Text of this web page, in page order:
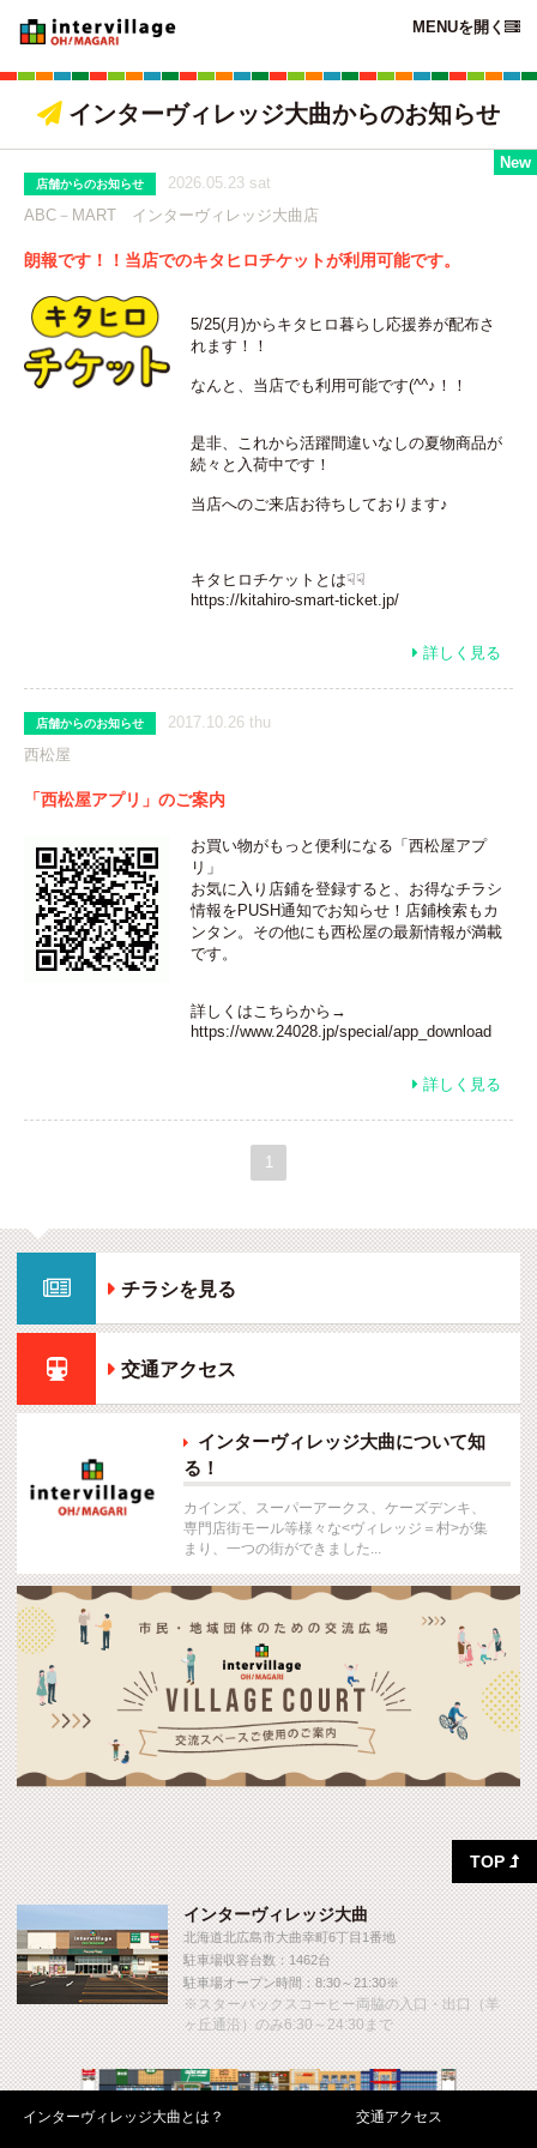
MENUを開く 
インターヴィレッジ大曲からのお知らせ
店舗からのお知らせ
2026.05.23 sat
ABC－MART インターヴィレッジ大曲店
朗報です！！当店でのキタヒロチケットが利用可能です。
5/25(月)からキタヒロ暮らし応援券が配布さ
れます！！
なんと、当店でも利用可能です(^^♪！！
是非、これから活躍間違いなしの夏物商品が
続々と入荷中です！
当店へのご来店お待ちしております♪
キタヒロチケットとは☟☟
https://kitahiro-smart-ticket.jp/
 詳しく見る
店舗からのお知らせ
2017.10.26 thu
西松屋
「西松屋アプリ」のご案内
お買い物がもっと便利になる「西松屋アプ
リ」
お気に入り店鋪を登録すると、お得なチラシ
情報をPUSH通知でお知らせ！店鋪検索もカ
ンタン。その他にも西松屋の最新情報が満載
です。
詳しくはこちらから→
https://www.24028.jp/special/app_download
 詳しく見る
1
 チラシを見る
 交通アクセス

インターヴィレッジ大曲について知
る！
カインズ、スーパーアークス、ケーズデンキ、
専門店街モール等様々な<ヴィレッジ＝村>が集
まり、一つの街ができました...
インターヴィレッジ大曲
北海道北広島市大曲幸町6丁目1番地
駐車場収容台数：1462台
駐車場オープン時間：8:30～21:30※
※スターバックスコーヒー両脇の入口・出口（羊
ヶ丘通沿）のみ6:30～24:30まで
インターヴィレッジ大曲とは？ 交通アクセス
TOP 